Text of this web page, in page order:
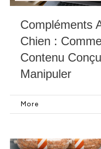
Compléments
Chien :
Contenu
Manipuler
More